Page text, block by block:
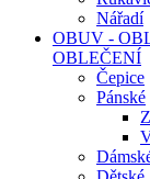
Nářadí
OBUV -
OBLEČENÍ
Čepice
Pánské